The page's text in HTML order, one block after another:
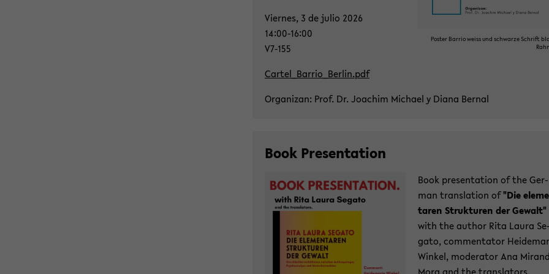
Pos­ter Bar­rio weiss und schwar­ze Schrift
Vier­nes, 3 de julio 2026
14:00-16:00
V7-​155
Car­tel_Bar­ri­o_Ber­lin.pdf
Or­ga­ni­z­an: Prof. Dr. Joa­chim Mi­cha­el y Diana Ber­nal
Book Pre­sen­ta­ti­on
Book pre­sen­ta­ti­on of the Ger­
man trans­la­ti­on of"Die
ta­ren Struk­tu­ren der Ge­walt"
with the author Rita Laura
ga­to, com­men­ta­tor
Win­kel, mo­de­ra­tor Ana
Mora and the trans­la­tors.